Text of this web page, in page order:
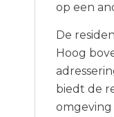
op een
De
Hoog
biedt de